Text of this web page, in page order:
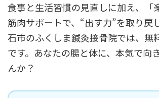
食事と生活習慣の見直しに加え、「
筋肉サポートで、“出す力”を取り戻
石市のふくしま鍼灸接骨院では、無
です。あなたの腸と体に、本気で向
んか？